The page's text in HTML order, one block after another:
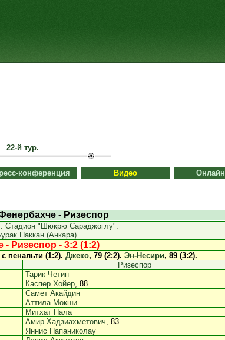
22-й тур.
конференция Видео Онлайн
- Ризеспор
Стадион "Шюкрю Сараджоглу".
Паккан (Анкара).
- Ризеспор - 3:2 (1:2)
пенальти (1:2). Джеко, 79 (2:2). Эн-Несири, 89 (3:2).
Ризеспор
Тарик Четин
Каспер Хойер, 88
Самет Акайдин
Аттила Мокши
Митхат Пала
Амир Хадзиахметович, 83
Яннис Папаниколау